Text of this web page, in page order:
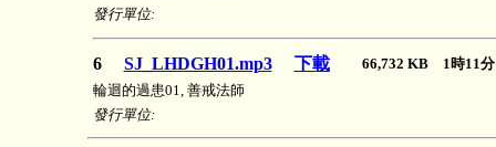
發行單位:
6 SJ_LHDGH01.mp3 下載
66,732 KB 1時11
輪迴的過患01, 善戒法師
發行單位: